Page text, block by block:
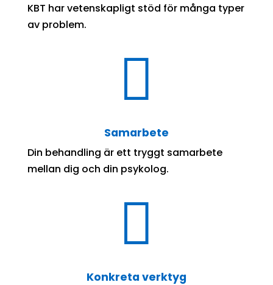
KBT har vetenskapligt stöd för många typer
av problem.

Samarbete
Din behandling är ett tryggt samarbete
mellan dig och din psykolog.

Konkreta verktyg